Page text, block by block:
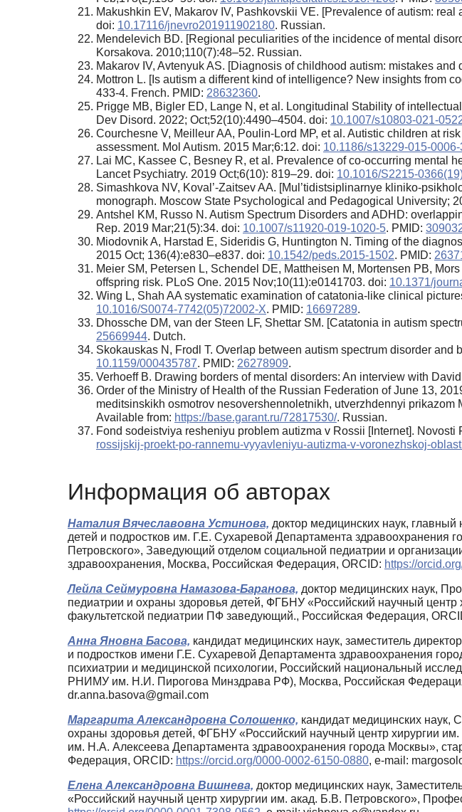
Makushkin EV, Makarov IV, Pashkovskii VE. [Prevalence of autism:
doi: 10.17116/jnevro201911902180. Russian.
Mendelevich BD. [Regional peculiarities of the incidence of mental
Korsakova. 2010;110(7):48–52. Russian.
Makarov IV, Avtenyuk AS. [Diagnosis of childhood autism: mistakes
Mottron L. [Is autism a different kind of intelligence? New insights from
433-4. French. PMID: 28632360.
Prigge MB, Bigler ED, Lange N, et al. Longitudinal Stability of
Dev Disord. 2022; Oct;52(10):4490–4504. doi: 10.1007/s10803-021-
Courchesne V, Meilleur AA, Poulin-Lord MP, et al. Autistic children at
assessment. Mol Autism. 2015 Mar;6:12. doi: 10.1186/s13229-015-0006-
Lai MC, Kassee C, Besney R, et al. Prevalence of co-occurring mental
Lancet Psychiatry. 2019 Oct;6(10): 819–29. doi: 10.1016/S2215-
Simashkova NV, Koval’-Zaitsev AA. [Mul’tidistsiplinarnye kliniko-
monograph. Moscow State Psychological and Pedagogical University;
Antshel KM, Russo N. Autism Spectrum Disorders and ADHD:
Rep. 2019 Mar;21(5):34. doi: 10.1007/s11920-019-1020-5. PMID:
Miodovnik A, Harstad E, Sideridis G, Huntington N. Timing of the
2015 Oct; 136(4):e830–e837. doi: 10.1542/peds.2015-1502. PMID:
Meier SM, Petersen L, Schendel DE, Mattheisen M, Mortensen PB,
offspring risk. PLoS One. 2015 Nov;10(11):e0141703. doi: 10.1371/
Wing L, Shah AA systematic examination of catatonia-like clinical
10.1016/S0074-7742(05)72002-X. PMID: 16697289.
Dhossche DM, van der Steen LF, Shettar SM. [Catatonia in autism
25669944. Dutch.
Skokauskas N, Frodl T. Overlap between autism spectrum disorder
10.1159/000435787. PMID: 26278909.
Verhoeff B. Drawing borders of mental disorders: An interview with
Order of the Ministry of Health of the Russian Federation of June 13,
meditsinskikh osmotrov nesovershennoletnikh, utverzhdennyi
Available from: https://base.garant.ru/72817530/. Russian.
Fond sodeistviya resheniyu problem autizma v Rossii [Internet]. Novosti
rossijskij-proekt-po-rannemu-vyyavleniyu-autizma-v-voronezhskoj-
Информация об авторах
Наталия Вячеславовна Устинова, доктор медицинских наук,
детей и подростков им. Г.Е. Сухаревой Департамента
Петровского», Заведующий отделом социальной педиатрии и
здравоохранения, Москва, Российская Федерация, ORCID: https://
Лейла Сеймуровна Намазова-Баранова, доктор медицинских наук,
педиатрии и охраны здоровья детей, ФГБНУ «Российский научный
факультетской педиатрии ПФ заведующий., Российская Федерация,
Анна Яновна Басова, кандидат медицинских наук, заместитель
и подростков имени Г.Е. Сухаревой Департамента здравоохранения
психиатрии и медицинской психологии, Российский национальный
РНИМУ им. Н.И. Пирогова Минздрава РФ), Москва, Российская
dr.anna.basova@gmail.com
Маргарита Александровна Солошенко, кандидат медицинских наук,
охраны здоровья детей, ФГБНУ «Российский научный центр хирургии
им. Н.А. Алексеева Департамента здравоохранения города Москвы»,
Федерация, ORCID: https://orcid.org/0000-0002-6150-0880, e-mail:
Елена Александровна Вишнева, доктор медицинских наук,
«Российский научный центр хирургии им. акад. Б.В. Петровского»,